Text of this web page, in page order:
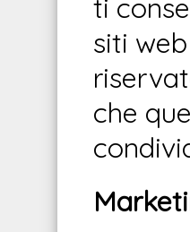
ti
siti
che